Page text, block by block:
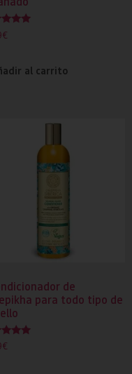
€
al carrito
de
para todo tipo de
€